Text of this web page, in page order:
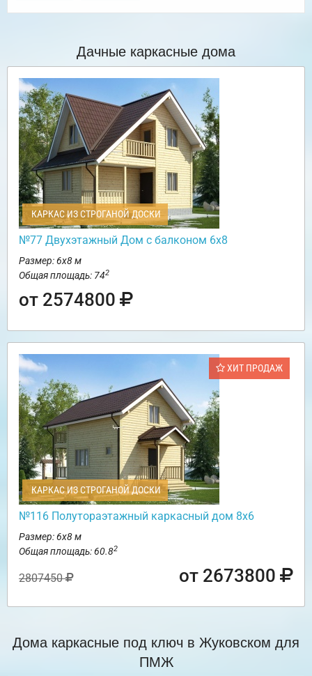
Дачные каркасные дома
КАРКАС ИЗ СТРОГАНОЙ ДОСКИ
№77 Двухэтажный Дом с балконом 6х8
Размер: 6х8 м
Общая площадь: 742
от 2574800
ХИТ ПРОДАЖ
КАРКАС ИЗ СТРОГАНОЙ ДОСКИ
№116 Полутораэтажный каркасный дом 8х6
Размер: 6х8 м
Общая площадь: 60.82
2807450 от 2673800
Дома каркасные под ключ в Жуковском для
ПМЖ